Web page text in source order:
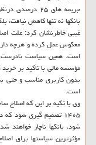
جریمه های ۲۵
بانکها نه تنها کاهش نیافت،
غیبی خاطرنشان کرد: علت
معکوس عمل کرده و هرچه
است. همین سیاست نادرست
مؤسسه مالی با تأکید بر
بدون کاربری مناسب و حتی
است.
وی با تکیه بر این که اصلاح
۱۴۰۵ تصمیم گیری شود
شود، بانکها ناچار خواهند
مؤثرترین سیاستها برای